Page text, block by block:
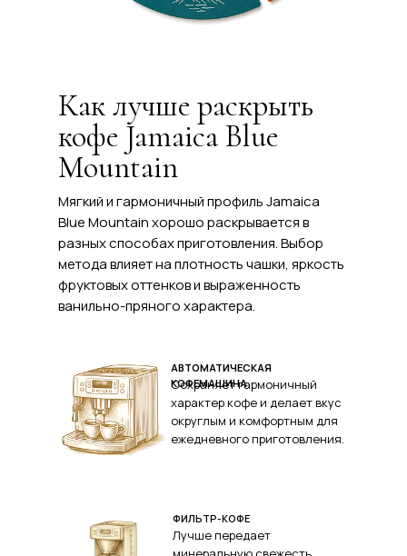
Мягкий и гармоничный профиль Jamaica
Blue Mountain хорошо раскрывается в
разных способах приготовления. Выбор
метода влияет на плотность чашки, яркость
фруктовых оттенков и выраженность
ванильно-пряного характера.
Как лучше раскрыть
кофе Jamaica Blue
Mountain
Сохраняет гармоничный
характер кофе и делает вкус
округлым и комфортным для
ежедневного приготовления.
АВТОМАТИЧЕСКАЯ
КОФЕМАШИНА
Лучше передает
ФИЛЬТР-КОФЕ